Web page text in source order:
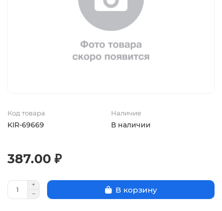
Код товара
KIR-69669
Наличие
В наличии
387.00 ₽
В корзину